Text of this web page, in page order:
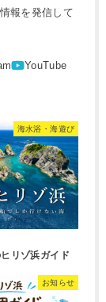
報を発信して
海水浴・海遊び
リゾ浜ガイド
お知らせ